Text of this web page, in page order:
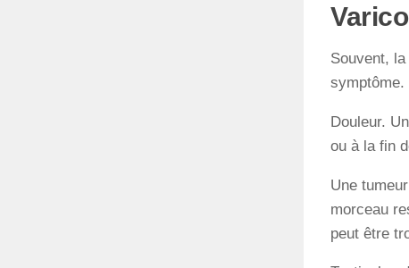
Souvent,
Douleur.
ou à la fin
Une
morceau
peut être